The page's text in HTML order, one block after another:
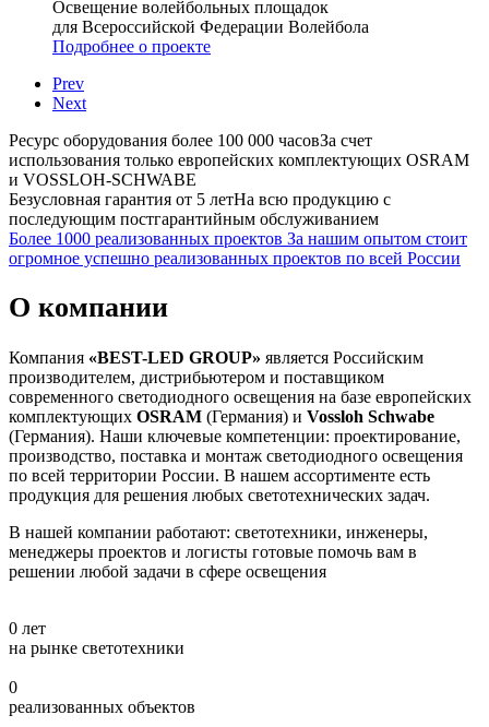
Освещение волейбольных площадок
для Всероссийской Федерации Волейбола
Подробнее о проекте
Prev
Next
Ресурс оборудования более 100 000 часовЗа счет
использования только европейских комплектующих OSRAM
и VOSSLOH-SCHWABE
Безусловная гарантия от 5 летНа всю продукцию с
последующим постгарантийным обслуживанием
Более 1000 реализованных проектов За нашим опытом стоит
огромное успешно реализованных проектов по всей России
О компании
Компания «BEST-LED GROUP» является Российским
производителем, дистрибьютером и поставщиком
современного светодиодного освещения на базе европейских
комплектующих OSRAM (Германия) и Vossloh Schwabe
(Германия). Наши ключевые компетенции: проектирование,
производство, поставка и монтаж светодиодного освещения
по всей территории России. В нашем ассортименте есть
продукция для решения любых светотехнических задач.
В нашей компании работают: светотехники, инженеры,
менеджеры проектов и логисты готовые помочь вам в
решении любой задачи в сфере освещения
0 лет
на рынке светотехники
0
реализованных объектов